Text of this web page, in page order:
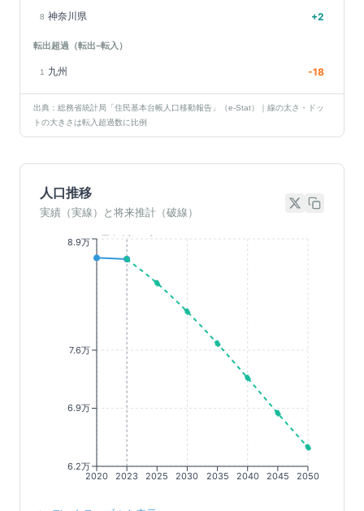
8 神奈川県 +2
転出超過（転出−転入）
1 九州 -18
出典：総務省統計局「住民基本台帳人口移動報告」（e-Stat）｜線の太さ・ドッ
トの大きさは転入超過数に比例
人口推移
実績（実線）と将来推計（破線）
2020 2023 2025 2030 2035 2040 2045 2050
6.2万
6.9万
7.6万
8.9万